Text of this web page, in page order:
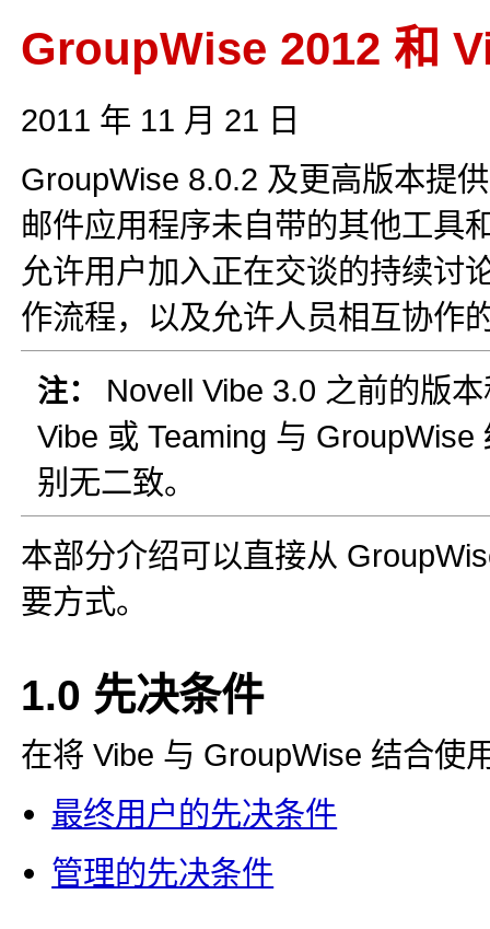
GroupWise 2012 和
2011 年 11 月 21 日
GroupWise 8.0.2 及更高版本提
邮件应用程序未自带的其他工具
允许用户加入正在交谈的持续讨
作流程，以及允许人员相互协作
注：
Novell Vibe 3.0 之前的版
Vibe 或 Teaming 与
别无二致。
本部分介绍可以直接从
要方式。
1.0 先决条件
在将 Vibe 与 GroupWise 结合使
最终用户的先决条件
管理的先决条件